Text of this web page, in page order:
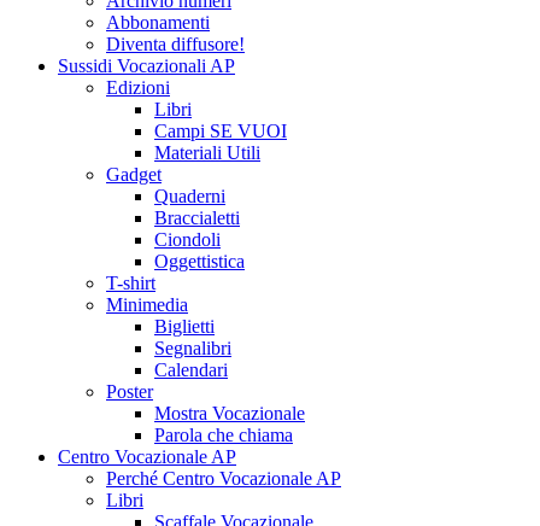
Abbonamenti
Diventa diffusore!
Sussidi Vocazionali AP
Edizioni
Libri
Campi SE VUOI
Materiali Utili
Gadget
Quaderni
Braccialetti
Ciondoli
Oggettistica
T-shirt
Minimedia
Biglietti
Segnalibri
Calendari
Poster
Mostra Vocazionale
Parola che chiama
Centro Vocazionale AP
Perché Centro Vocazionale AP
Libri
Scaffale Vocazionale